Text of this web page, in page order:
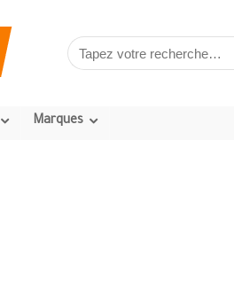
Marques